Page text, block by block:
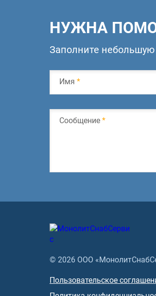
НУЖНА
Заполните
Имя *
Сообщение *
© 2026 ООО
Пользовательское